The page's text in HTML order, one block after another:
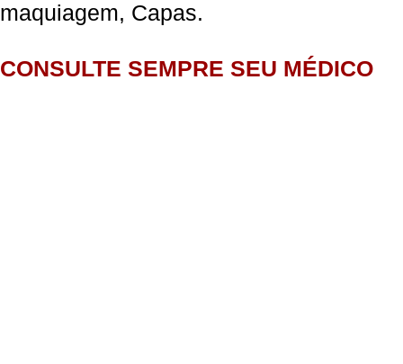
maquiagem, Capas.
CONSULTE SEMPRE SEU MÉDICO